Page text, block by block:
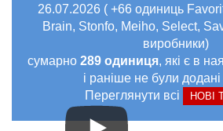
26.07.2026 ( +66 одиниць
Brain, Stonfo, Meiho, Select,
виробники)
сумарно 289 одиниця, які є в
і раніше не були додані
Переглянути всі
НОВІ